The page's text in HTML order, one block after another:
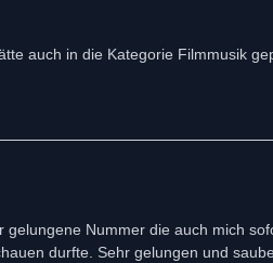
auch in die Kategorie Filmmusik
Nummer die auch mich
durfte. Sehr gelungen und